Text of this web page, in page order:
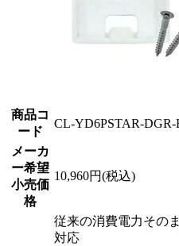
商品コ
ード
CL-YD6PSTAR-DGR-
メーカ
ー希望
小売価
格
10,960円(税込)
従来の消費電力その
対応